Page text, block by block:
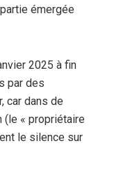
émergée
2025 à fin
par des
car dans de
(le « propriétaire
le silence sur